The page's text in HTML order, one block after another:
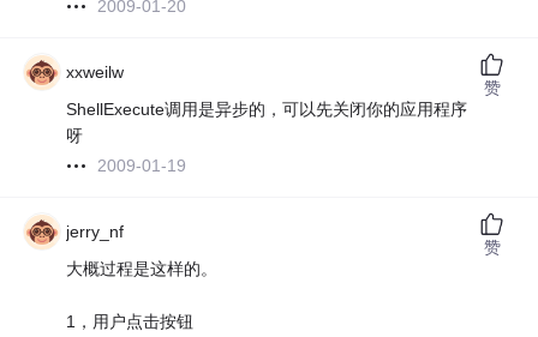
2009-01-20
xxweilw
ShellExecute调用是异步的，可以先关闭你的应用程序
呀
2009-01-19
赞
jerry_nf
大概过程是这样的。
1，用户点击按钮
赞